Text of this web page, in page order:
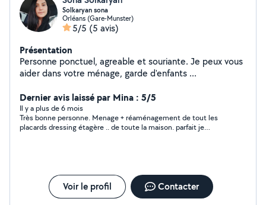
Solkaryan sona
Orléans (Gare-Munster)
5/5 (5 avis)
Présentation
Personne ponctuel, agreable et souriante. Je peux vous
aider dans votre ménage, garde d'enfants ...
Dernier avis laissé par Mina : 5/5
Il y a plus de 6 mois
Très bonne personne. Menage + réaménagement de tout les
placards dressing étagère .. de toute la maison. parfait je
Voir le profil Contacter